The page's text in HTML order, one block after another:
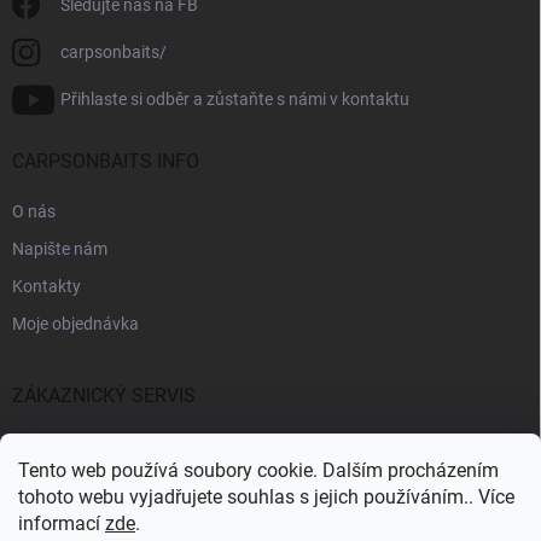
Tento web používá soubory cookie. Dalším procházením
tohoto webu vyjadřujete souhlas s jejich používáním.. Více
informací zde.
Sledujte nás na FB
carpsonbaits/
Přihlaste si odběr a zůstaňte s námi v kontaktu
CARPSONBAITS INFO
O nás
Napište nám
Kontakty
Moje objednávka
ZÁKAZNICKÝ SERVIS
Obchodní podmínky
Informace k GDPR